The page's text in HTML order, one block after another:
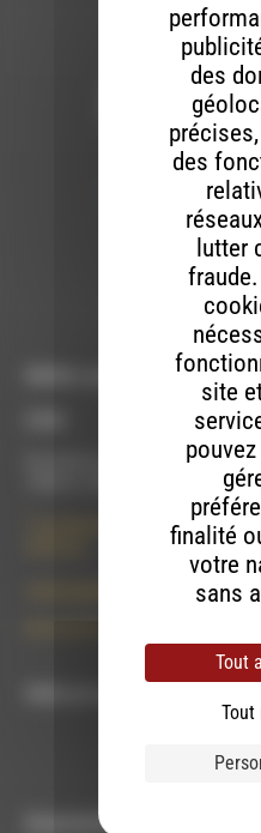
Nous
marketing. En
acceptez que
vous avez
Brevo pour
politique de
RDWA vous accueille :
10h00 à 12h00 et 13h30 à 17h00
À Luc-en-Diois
des
des
lutter
site
finalité
votre
sans
Tout
Tout